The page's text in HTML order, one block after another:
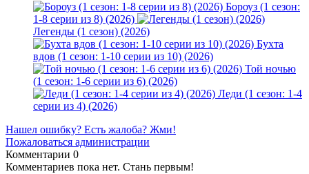
Бороуз (1 сезон:
1-8 серии из 8) (2026)
Легенды (1 сезон) (2026)
Бухта
вдов (1 сезон: 1-10 серии из 10) (2026)
Той ночью
(1 сезон: 1-6 серии из 6) (2026)
Леди (1 сезон: 1-4
серии из 4) (2026)
Нашел ошибку? Есть жалоба? Жми!
Пожаловаться администрации
Комментарии 0
Комментариев пока нет. Стань первым!